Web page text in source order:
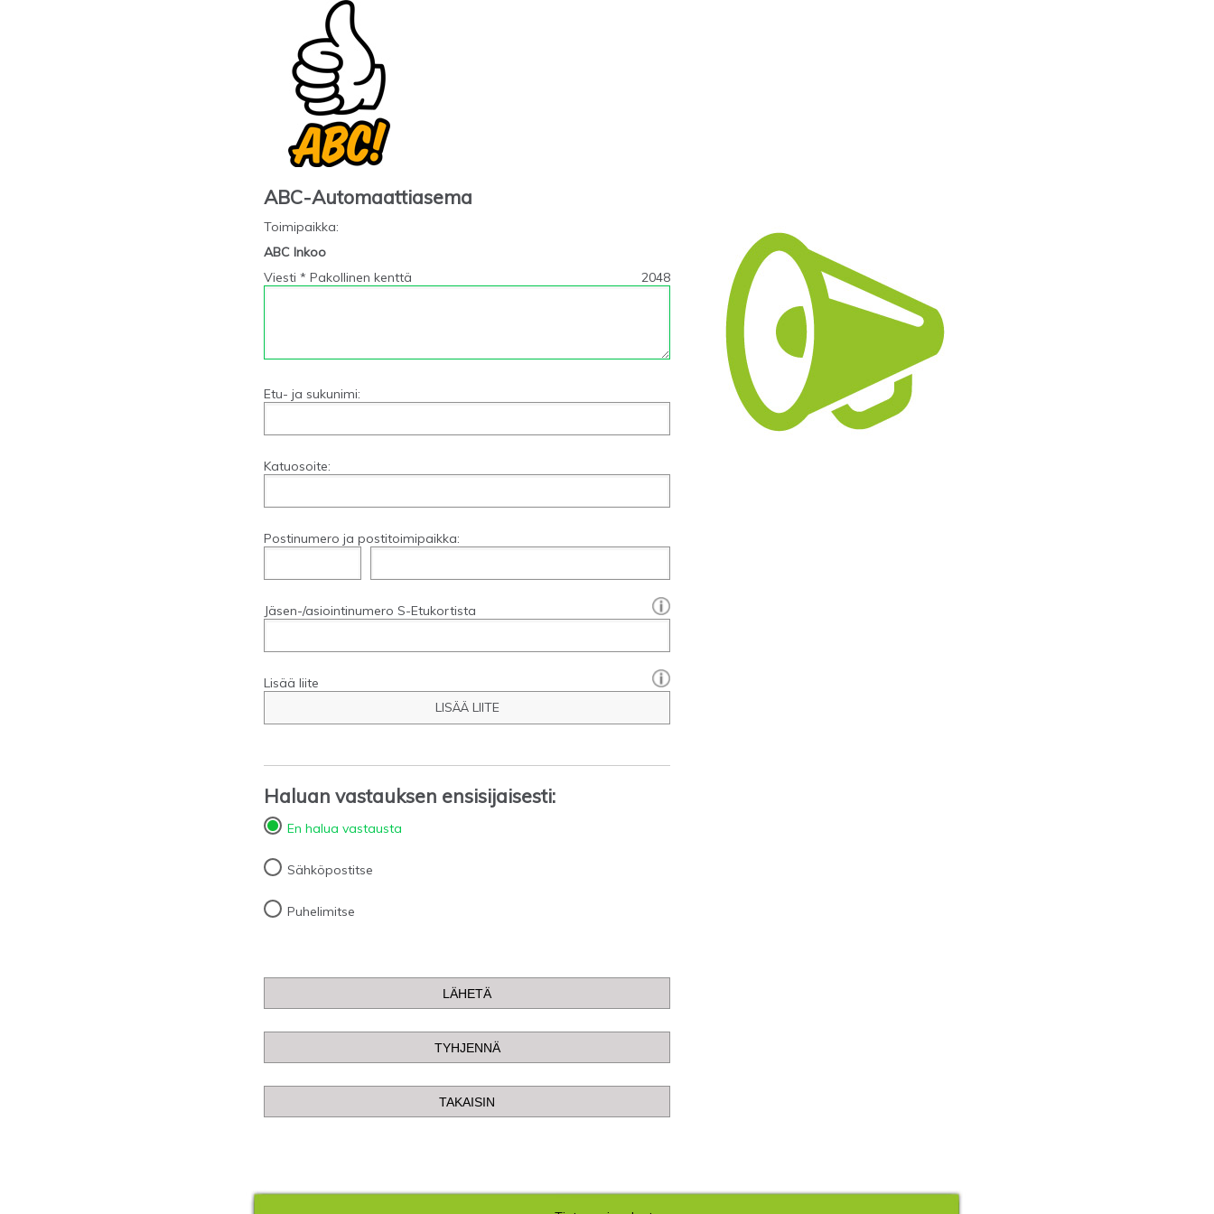
ABC-Automaattiasema
Toimipaikka:
ABC Inkoo
Viesti * Pakollinen kenttä
2048
Etu- ja sukunimi:
Katuosoite:
Postinumero ja postitoimipaikka:
Jäsen-/asiointinumero S-Etukortista
Lisää liite
LISÄÄ LIITE
Haluan vastauksen ensisijaisesti:
En halua vastausta
Sähköpostitse
Puhelimitse